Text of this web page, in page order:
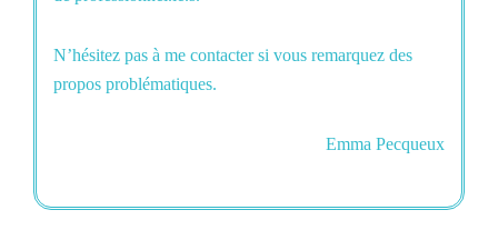
N’hésitez pas à me contacter si vous remarquez des
propos problématiques.
Emma Pecqueux